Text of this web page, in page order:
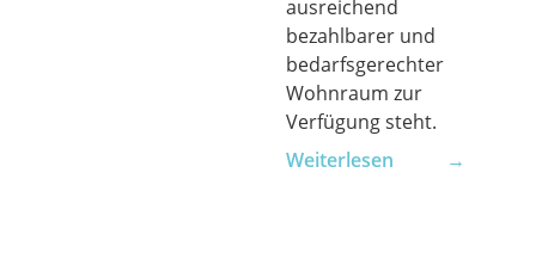
ausreichend
bezahlbarer und
bedarfsgerechter
Wohnraum zur
Verfügung steht.
Weiterlesen →